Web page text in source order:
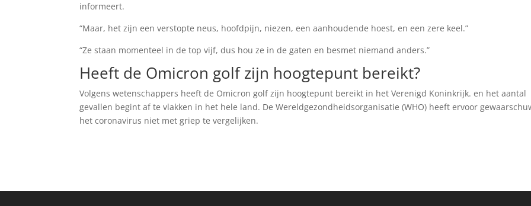
informeert.
“Maar, het zijn een verstopte neus, hoofdpijn, niezen, een aanhoudende hoest, en een zere keel.”
“Ze staan momenteel in de top vijf, dus hou ze in de gaten en besmet niemand anders.”
Heeft de Omicron golf zijn hoogtepunt bereikt?
Volgens wetenschappers heeft de Omicron golf zijn hoogtepunt bereikt in het Verenigd Koninkrijk. en het aantal
gevallen begint af te vlakken in het hele land. De Wereldgezondheidsorganisatie (WHO) heeft ervoor
het coronavirus niet met griep te vergelijken.